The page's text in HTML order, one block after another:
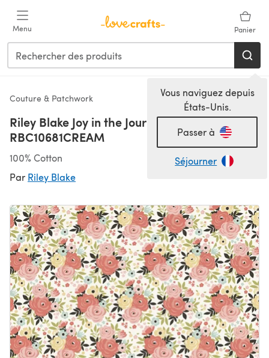
Menu Panier
Vous naviguez depuis
États-Unis.
Passer à
Séjourner
Couture & Patchwork
Riley Blake Joy in the Journey - Pink -
RBC10681CREAM
100% Cotton
Par Riley Blake